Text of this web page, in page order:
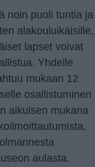
noin puoli tuntia ja
alakouluikäisille,
lapset voivat
Yhdelle
mukaan 12
osallistuminen
aikuisen mukana
aulasta.